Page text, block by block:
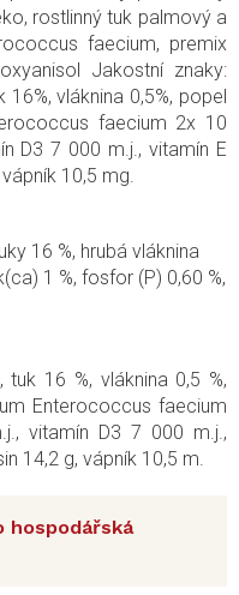
rostlinný tuk palmový a
faecium, premix
Jakostní znaky:
vláknina 0,5%, popel
faecium 2x 10
D3 7 000 m.j., vitamín E
10,5 mg.
16 %, hrubá vláknina
1 %, fosfor (P) 0,60 %,
16 %, vláknina 0,5 %,
Enterococcus faecium
vitamín D3 7 000 m.j.,
14,2 g, vápník 10,5 m.
hospodářská